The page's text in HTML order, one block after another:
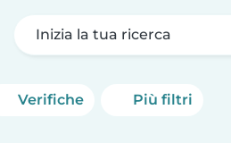
Inizia la tua ricerca
Verifiche Più filtri